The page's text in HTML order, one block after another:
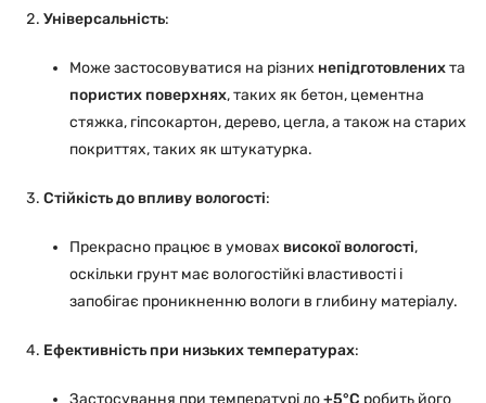
Універсальність:
Може застосовуватися на різних непідготовленихта
пористих поверхнях, таких як бетон, цементна
стяжка, гіпсокартон, дерево, цегла, а також на старих
покриттях, таких як штукатурка.
Стійкість до впливу вологості:
Прекрасно працює в умовах високої вологості,
оскільки грунт має вологостійкі властивості і
запобігає проникненню вологи в глибину матеріалу.
Ефективність при низьких температурах: